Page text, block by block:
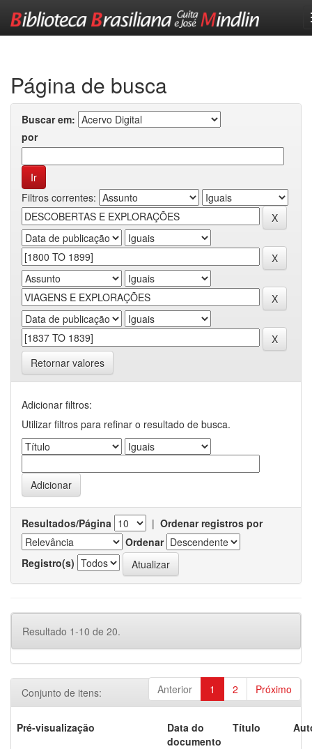
Página de busca
Buscar em:
por
Filtros correntes:
Retornar valores
Adicionar filtros:
Utilizar filtros para refinar o resultado de busca.
Resultados/Página | Ordenar registros por
Ordenar
Registro(s)
Resultado 1-10 de 20.
Anterior 1 2 Próximo
Conjunto de itens:
Pré-visualização
Data do
documento
Título